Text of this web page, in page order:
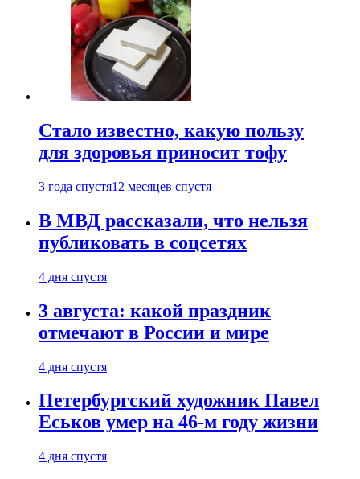
Стало известно, какую пользу
для здоровья приносит тофу
3 года спустя12 месяцев спустя
В МВД рассказали, что нельзя
публиковать в соцсетях
4 дня спустя
3 августа: какой праздник
отмечают в России и мире
4 дня спустя
Петербургский художник Павел
Еськов умер на 46-м году жизни
4 дня спустя